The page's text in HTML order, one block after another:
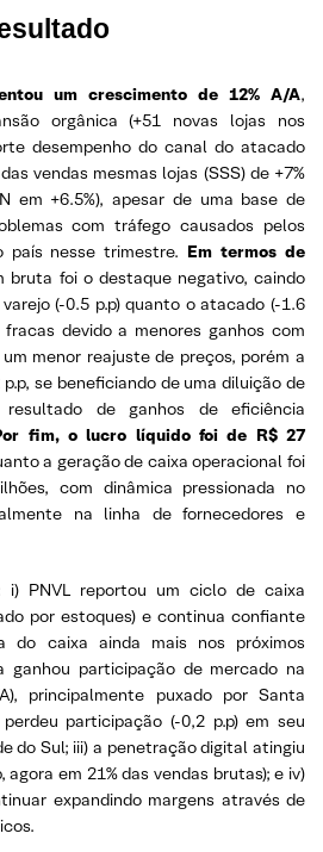
um crescimento de 12% A/A,
orgânica (+51 novas lojas nos
desempenho do canal do atacado
vendas mesmas lojas (SSS) de +7%
em +6.5%), apesar de uma base de
com tráfego causados pelos
nesse trimestre. Em termos de
bruta foi o destaque negativo, caindo
(-0.5 p.p) quanto o atacado (-1.6
fracas devido a menores ganhos com
menor reajuste de preços, porém a
p.p, se beneficiando de uma diluição de
resultado de ganhos de eficiência
fim, o lucro líquido foi de R$ 27
a geração de caixa operacional foi
com dinâmica pressionada no
na linha de fornecedores e
i) PNVL reportou um ciclo de caixa
por estoques) e continua confiante
do caixa ainda mais nos próximos
ganhou participação de mercado na
principalmente puxado por Santa
participação (-0,2 p.p) em seu
do Sul; iii) a penetração digital atingiu
agora em 21% das vendas brutas); e iv)
expandindo margens através de